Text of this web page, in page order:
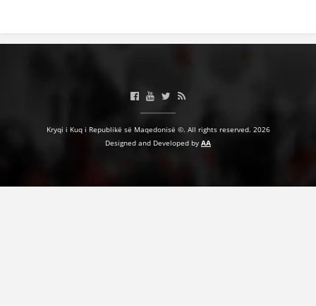
Kryqi i Kuq i Republikë së Maqedonisë ©. All rights reserved. 2026
Designed and Developed by AA